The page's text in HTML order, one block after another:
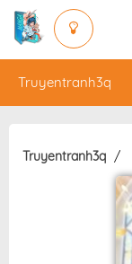
Truyentranh3q
Truyentranh3q